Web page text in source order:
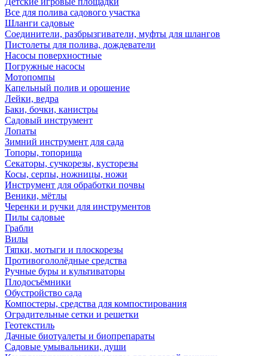
Все для полива садового участка
Шланги садовые
Соединители, разбрызгиватели, муфты для шлангов
Пистолеты для полива, дождеватели
Насосы поверхностные
Погружные насосы
Мотопомпы
Капельный полив и орошение
Лейки, ведра
Баки, бочки, канистры
Садовый инструмент
Лопаты
Зимний инструмент для сада
Топоры, топорища
Секаторы, сучкорезы, кусторезы
Косы, серпы, ножницы, ножи
Инструмент для обработки почвы
Веники, мётлы
Черенки и ручки для инструментов
Пилы садовые
Грабли
Вилы
Тяпки, мотыги и плоскорезы
Противогололёдные средства
Ручные буры и культиваторы
Плодосъёмники
Обустройство сада
Компостеры, средства для компостирования
Оградительные сетки и решетки
Геотекстиль
Дачные биотуалеты и биопрепараты
Садовые умывальники, души